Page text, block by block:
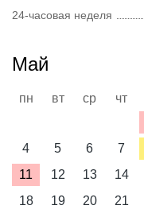
24-часовая неделя
Май
пн вт ср чт
4
5 6 7
11
12 13 14
18
19 20 21